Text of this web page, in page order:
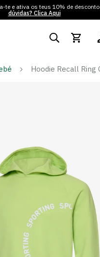
te e ativa os teus 10% de desconto
dúvidas? Clica Aqui